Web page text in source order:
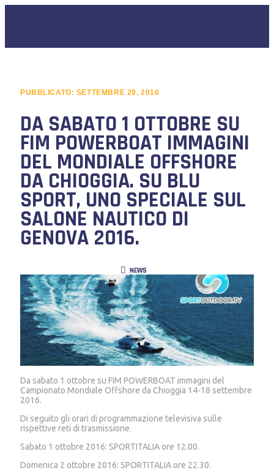
PUBBLICATO: SETTEMBRE 29, 2016
DA SABATO 1 OTTOBRE SU
FIM POWERBOAT IMMAGINI
DEL MONDIALE OFFSHORE
DA CHIOGGIA. SU BLU
SPORT, UNO SPECIALE SUL
SALONE NAUTICO DI
GENOVA 2016.
NEWS
Da sabato 1 ottobre su FIM POWERBOAT immagini del
Campionato Mondiale Offshore da Chioggia 14-18 settembre
2016.
Di seguito gli orari di programmazione televisiva sulle
rispettive reti di trasmissione.
Sabato 1 ottobre 2016: SPORTITALIA ore 12.00.
Domenica 2 ottobre 2016: SPORTITALIA ore 22.30.